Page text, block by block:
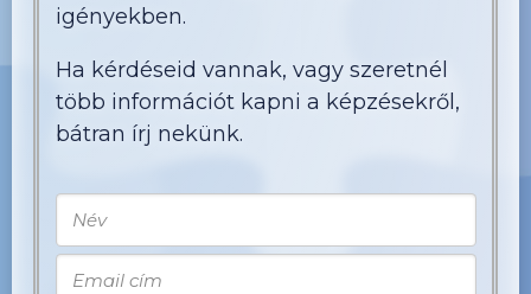
igényekben.
Ha kérdéseid vannak, vagy szeretnél
több információt kapni a képzésekről,
bátran írj nekünk.